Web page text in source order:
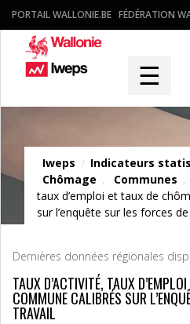
PORTAIL WALLONIE.BE FÉDÉRATION
☰
Indicateurs
Iweps / Indicateurs
Chômage , Communes ,
taux d’emploi et taux de
sur l’enquête sur les forces
Dernières données régionales
TAUX D’ACTIVITÉ, TAUX
COMMUNE CALIBRÉS SUR
TRAVAIL